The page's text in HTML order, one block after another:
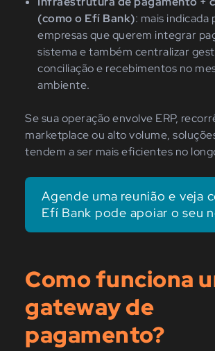
(como o Efí Bank): mais indicada
empresas que querem integrar
sistema e também centralizar
conciliação e recebimentos no
ambiente.
Se sua operação envolve ERP,
marketplace ou alto volume,
tendem a ser mais eficientes no
Agende uma reunião e veja
Efí Bank pode apoiar o seu
Como funciona
gateway de
pagamento?